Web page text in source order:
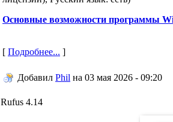
Основные возможности программы
[ Подробнее... ]
Добавил Phil на 03 мая 2026 - 09:20
Rufus 4.14